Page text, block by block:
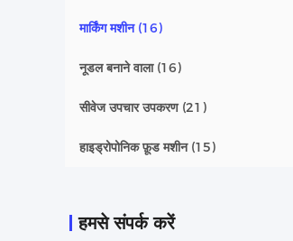
मार्किंग मशीन(16)
नूडल बनाने वाला(16)
सीवेज उपचार उपकरण(21)
हाइड्रोपोनिक फ़ूड मशीन(15)
हमसे संपर्क करें